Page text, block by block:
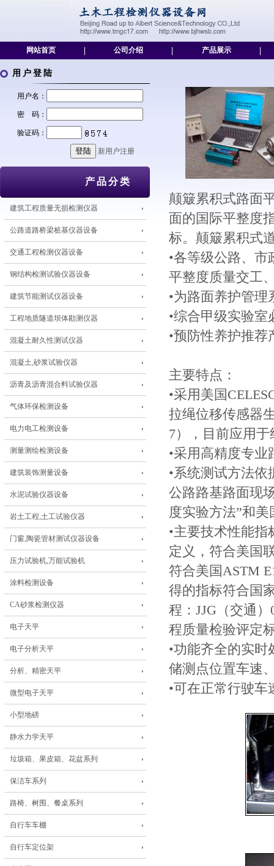
网站首页 公司介绍 产品展示
用户登陆
用户名：
密 码：
验证码：
新用户注册
产品分类
建筑工程质量无损检测仪器
公路道路桥梁桩基仪器设备
交通工程检测仪器设备
钢结构检测试验仪器设备
建筑节能测试仪器设备
工程地质隧道坝体勘测仪器
混凝土耐久性测试仪器
混凝土,砂浆试验仪器
沥青及沥青混合料试验仪器
气体环保检测设备
电力电工检测设备
测量测绘检测设备
建筑装饰测量设备
水泥试验仪器设备
岩土工程,土工试验仪器
门窗,陶瓷管材测试仪器设备
压力试验机,万能试验机
涂料检测设备
CA砂浆检测仪器
电子天平
电子分析天平
分析、精密天平
微型电子天平
小型地磅
静水力学天平
垃圾箱、果皮箱、花盆系列
保洁车系列
路椅、树围、餐桌系列
自行车车棚
自行车定位架
颠簸累积式路面
面的国际平整度
标。颠簸累积式
•各等级公路、
平整度质量交工
•为路面养护管
•综合甲级实验室
•预防性养护推荐
主要特点：
•采用美国
拉绳位移传感器
7），目前应用
•采用高精度专
•系统测试方法依
公路路基路面现
度实验方法”和
•主要技术性能
定义，符合美国
符合美国ASTM
得的指标符合国
程：JJG（交通
程质量检验评定
•功能齐全的实
储测点位置车速
•可在正常行驶